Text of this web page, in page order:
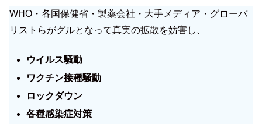
WHO・各国保健省・製薬会社・大手メディア・グローバ
リストらがグルとなって真実の拡散を妨害し、
ウイルス騒動
ワクチン接種騒動
ロックダウン
各種感染症対策